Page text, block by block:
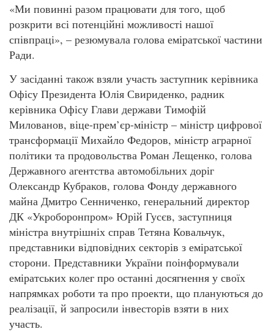
«Ми повинні разом працювати для того, щоб
розкрити всі потенційні можливості нашої
співпраці», – резюмувала голова еміратської частини
Ради.
У засіданні також взяли участь заступник керівника
Офісу Президента Юлія Свириденко, радник
керівника Офісу Глави держави Тимофій
Милованов, віце-прем’єр-міністр – міністр цифрової
трансформації Михайло Федоров, міністр аграрної
політики та продовольства Роман Лещенко, голова
Державного агентства автомобільних доріг
Олександр Кубраков, голова Фонду державного
майна Дмитро Сенниченко, генеральний директор
ДК «Укроборонпром» Юрій Гусєв, заступниця
міністра внутрішніх справ Тетяна Ковальчук,
представники відповідних секторів з еміратської
сторони. Представники України поінформували
еміратських колег про останні досягнення у своїх
напрямках роботи та про проекти, що плануються до
реалізації, й запросили інвесторів взяти в них
участь.